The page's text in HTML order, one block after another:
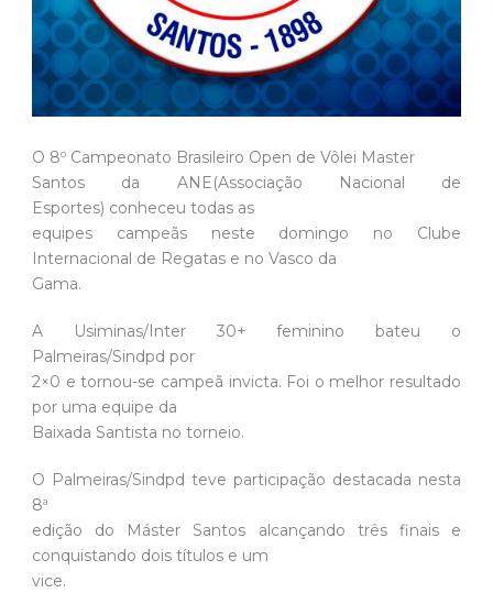
O 8º Campeonato Brasileiro Open de Vôlei Master
Santos da ANE(Associação Nacional de
Esportes) conheceu todas as
equipes campeãs neste domingo no Clube
Internacional de Regatas e no Vasco da
Gama.
A Usiminas/Inter 30+ feminino bateu o
Palmeiras/Sindpd por
2×0 e tornou-se campeã invicta. Foi o melhor resultado
por uma equipe da
Baixada Santista no torneio.
O Palmeiras/Sindpd teve participação destacada nesta
8ª
edição do Máster Santos alcançando três finais e
conquistando dois títulos e um
vice.